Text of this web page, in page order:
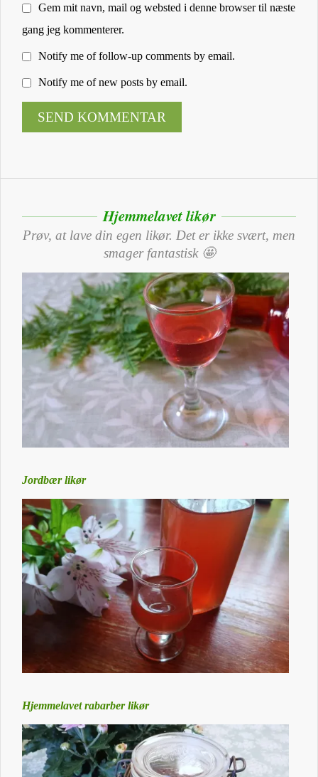
Gem mit navn, mail og websted i denne browser til næste
gang jeg kommenterer.
Notify me of follow-up comments by email.
Notify me of new posts by email.
Hjemmelavet likør
Prøv, at lave din egen likør. Det er ikke svært, men
smager fantastisk 🤩
Jordbær likør
Hjemmelavet rabarber likør